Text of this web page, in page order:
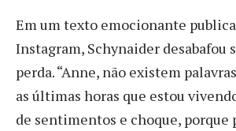
Em um texto emocionante
Instagram, Schynaider desabafou
perda. “Anne, não existem
as últimas horas que estou
de sentimentos e choque, porque